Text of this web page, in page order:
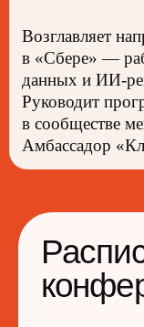
Возглавляет
в «Сбере» —
данных и ИИ-
Руководит
в сообществе
Амбассадор
Билеты
на
Слушайте
и общайтесь
пространстве
В эфире